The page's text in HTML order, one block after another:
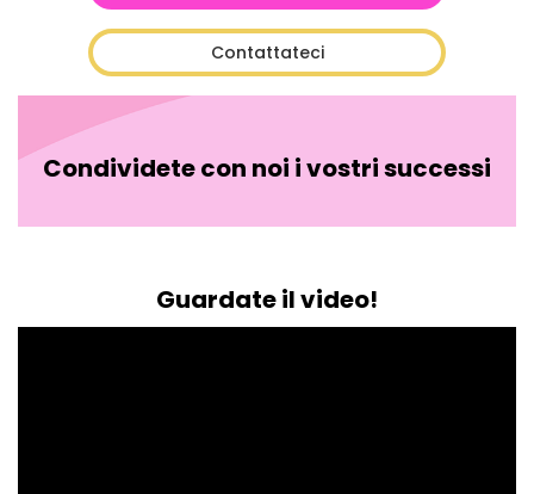
Contattateci
Condividete con noi i vostri successi
Guardate il video!